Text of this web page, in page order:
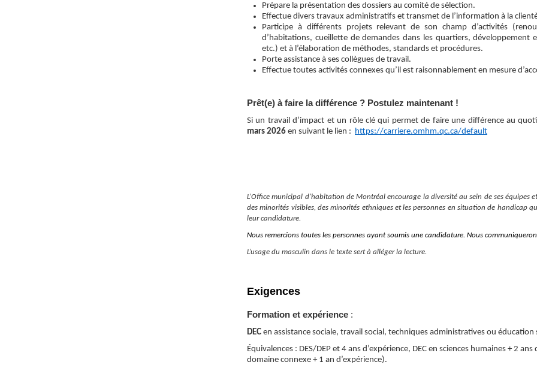
Prépare la présentation des dossiers au comité de sélection.
Effectue divers travaux administratifs et transmet de l’information à la
Participe à différents projets relevant de son champ d’activités
d’habitations, cueillette de demandes dans les quartiers, développement
etc.) et à l’élaboration de méthodes, standards et procédures.
Porte assistance à ses collègues de travail.
Effectue toutes activités connexes qu’il est raisonnablement en mesure
Prêt(e) à faire la différence ? Postulez maintenant !
Si un travail d’impact et un rôle clé qui permet de faire une différence au
mars 2026 en suivant le lien : https://carriere.omhm.qc.ca/default
L’Office municipal d'habitation de Montréal encourage la diversité au sein de ses équipes
des minorités visibles, des minorités ethniques et les personnes en situation de handicap
leur candidature.
Nous remercions toutes les personnes ayant soumis une candidature. Nous
L’usage du masculin dans le texte sert à alléger la lecture.
Exigences
Formation et expérience :
DEC en assistance sociale, travail social, techniques administratives ou éducation
Équivalences : DES/DEP et 4 ans d’expérience, DEC en sciences humaines + 2
domaine connexe + 1 an d’expérience).